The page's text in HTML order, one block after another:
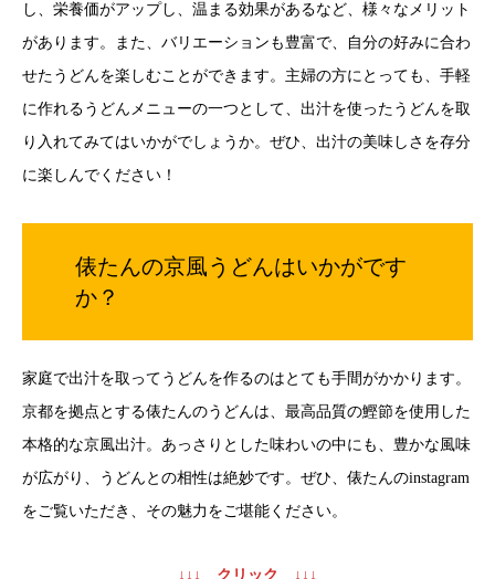
し、栄養価がアップし、温まる効果があるなど、様々なメリット
があります。また、バリエーションも豊富で、自分の好みに合わ
せたうどんを楽しむことができます。主婦の方にとっても、手軽
に作れるうどんメニューの一つとして、出汁を使ったうどんを取
り入れてみてはいかがでしょうか。ぜひ、出汁の美味しさを存分
に楽しんでください！
俵たんの京風うどんはいかがです
か？
家庭で出汁を取ってうどんを作るのはとても手間がかかります。
京都を拠点とする俵たんのうどんは、最高品質の鰹節を使用した
本格的な京風出汁。あっさりとした味わいの中にも、豊かな風味
が広がり、うどんとの相性は絶妙です。ぜひ、俵たんのinstagram
をご覧いただき、その魅力をご堪能ください。
↓↓↓ クリック ↓↓↓